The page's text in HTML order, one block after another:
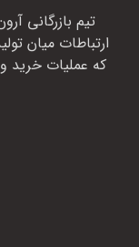
تیم بازرگانی
ارتباطات میان
که عملیات خرید